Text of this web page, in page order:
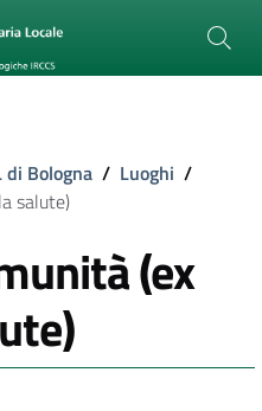
di Bologna / Luoghi /
salute)
(ex